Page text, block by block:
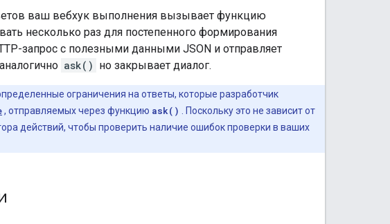
ваш вебхук выполнения вызывает функцию
несколько раз для постепенного формирования
запрос с полезными данными JSON и отправляет
ask() но закрывает диалог.
ограничения на ответы, которые разработчик
, отправляемых через функцию ask()
. Поскольку это не зависит от
действий, чтобы проверить наличие ошибок проверки в ваших